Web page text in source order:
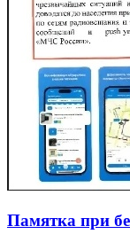
Памятка при